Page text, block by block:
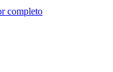
completo